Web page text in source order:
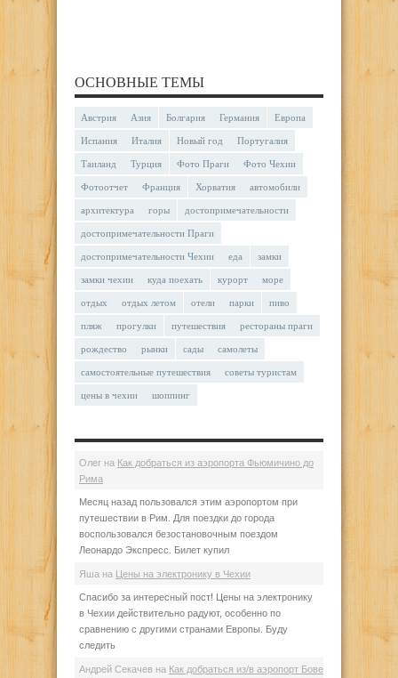
ОСНОВНЫЕ ТЕМЫ
Австрия Азия Болгария Германия Европа
Испания Италия Новый год Португалия
Таиланд Турция Фото Праги Фото Чехии
Фотоотчет Франция Хорватия автомобили
архитектура горы достопримечательности
достопримечательности Праги
достопримечательности Чехии еда замки
замки чехии куда поехать курорт море
отдых отдых летом отели парки пиво
пляж прогулки путешествия рестораны праги
рождество рынки сады самолеты
самостоятельные путешествия советы туристам
цены в чехии шоппинг
Олег на Как добраться из аэропорта Фьюмичино до
Рима
Месяц назад пользовался этим аэропортом при
путешествии в Рим. Для поездки до города
воспользовался безостановочным поездом
Леонардо Экспресс. Билет купил
Яша на Цены на электронику в Чехии
Спасибо за интересный пост! Цены на электронику
в Чехии действительно радуют, особенно по
сравнению с другими странами Европы. Буду
следить
Андрей Секачев на Как добраться из/в аэропорт Бове